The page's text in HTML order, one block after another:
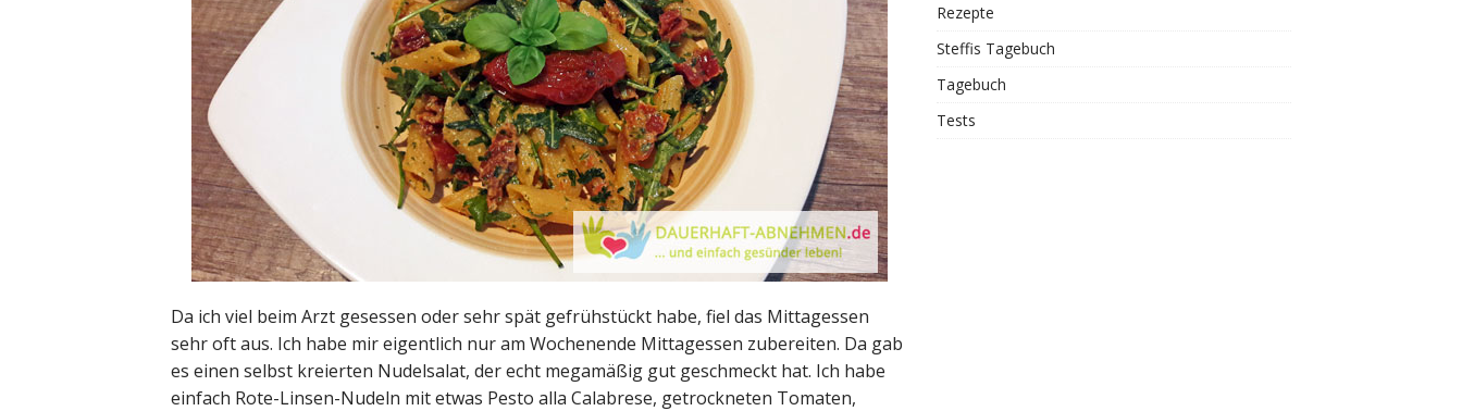
Da ich viel beim Arzt gesessen oder sehr spät gefrühstückt habe, fiel das Mittagessen
sehr oft aus. Ich habe mir eigentlich nur am Wochenende Mittagessen zubereiten. Da gab
es einen selbst kreierten Nudelsalat, der echt megamäßig gut geschmeckt hat. Ich habe
einfach Rote-Linsen-Nudeln mit etwas Pesto alla Calabrese, getrockneten Tomaten,
Rezepte
Steffis Tagebuch
Tagebuch
Tests